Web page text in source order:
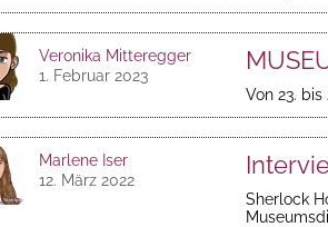
Veronika Mitteregger
1. Februar 2023
Von 23.
Marlene Iser
12. März 2022
Sherlock